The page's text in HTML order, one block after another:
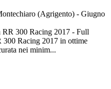
(Agrigento) - Giugno
300 Racing 2017 - Full
300 Racing 2017 in ottime
nei minim...